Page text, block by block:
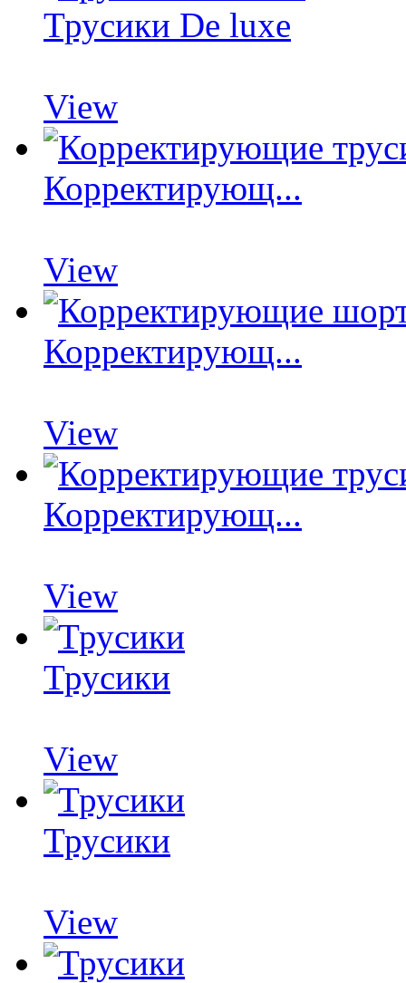
Трусики De luxe
View
Корректирующ...
View
Корректирующ...
View
Корректирующ...
View
Трусики
View
Трусики
View